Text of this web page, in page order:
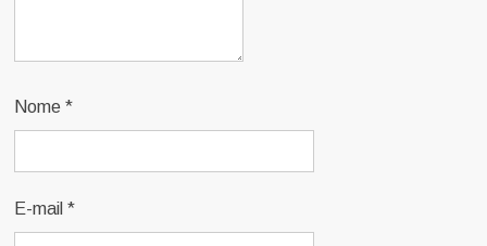
Nome*
E-mail*